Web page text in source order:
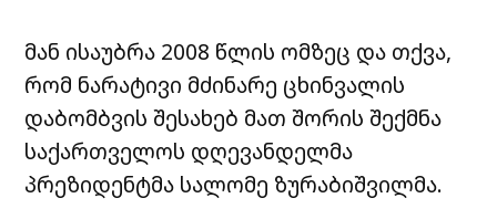
მან ისაუბრა 2008 წლის ომზეც და თქვა,
რომ ნარატივი მძინარე ცხინვალის
დაბომბვის შესახებ მათ შორის შექმნა
საქართველოს დღევანდელმა
პრეზიდენტმა სალომე ზურაბიშვილმა.